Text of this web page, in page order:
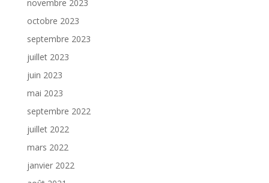
novembre 2023
octobre 2023
septembre 2023
juillet 2023
juin 2023
mai 2023
septembre 2022
juillet 2022
mars 2022
janvier 2022